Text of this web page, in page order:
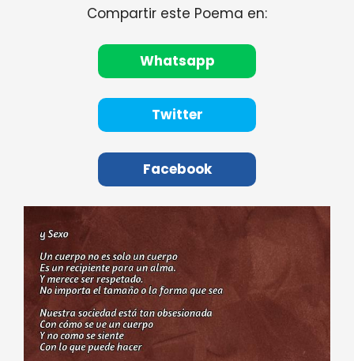
Compartir este Poema en:
Whatsapp
Twitter
Facebook